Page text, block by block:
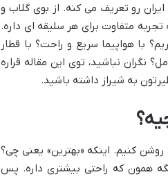
رو تعریف می کنه. از بوی گلاب و
متفاوت برای هر سلیقه ای داره.
با هواپیما سریع و راحت؟ با قطار
نگران نباشید، توی این مقاله قراره
به شیراز داشته باشید.
روشن کنیم. اینکه «بهترین» یعنی چی؟
همون که راحتی بیشتری داره. پس